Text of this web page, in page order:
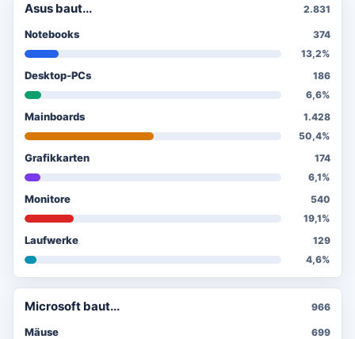
Asus baut... 2.831
Notebooks
374
13,2%
Desktop-PCs
186
6,6%
Mainboards
1.428
50,4%
Grafikkarten
174
6,1%
Monitore
540
19,1%
Laufwerke
129
4,6%
Microsoft baut... 966
Mäuse
699